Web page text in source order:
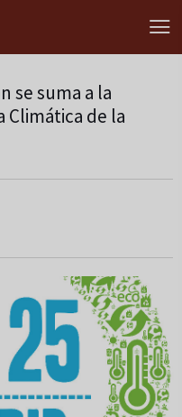
se suma a la
Climática de la